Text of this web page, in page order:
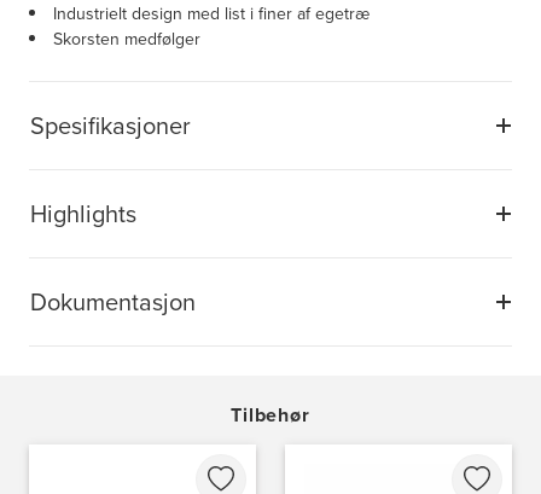
Spesifikasjoner
Highlights
Dokumentasjon
Industrielt design med list i finer af egetræ
Skorsten medfølger
Tilbehør